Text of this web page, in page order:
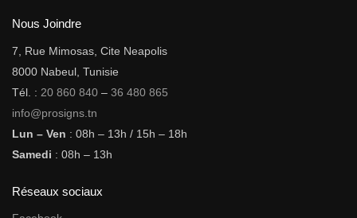
Nous Joindre
7, Rue Mimosas, Cite Neapolis
8000 Nabeul, Tunisie
Tél. : 20 860 840 – 36 480 865
info@prosigns.tn
Lun – Ven : 08h – 13h / 15h – 18h
Samedi : 08h – 13h
Réseaux sociaux